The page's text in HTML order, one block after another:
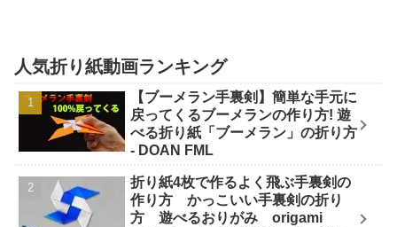
人気折り紙動画ランキング
【ブーメラン手裏剣】簡単な手元に
戻ってくるブーメランの作り方! 遊
べる折り紙「ブーメラン」の折り方
- DOAN FML
折り紙4枚で作るよく飛ぶ手裏剣の
作り方 かっこいい手裏剣の折り
方 遊べるおりがみ origami